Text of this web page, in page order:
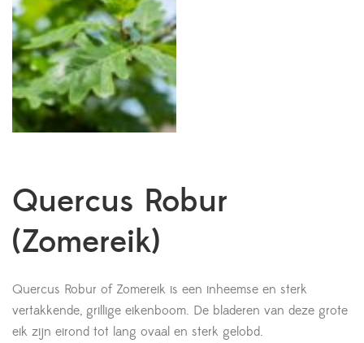
Quercus Robur
(Zomereik)
Quercus Robur of Zomereik is een inheemse en sterk
vertakkende, grillige eikenboom. De bladeren van deze grote
eik zijn eirond tot lang ovaal en sterk gelobd.